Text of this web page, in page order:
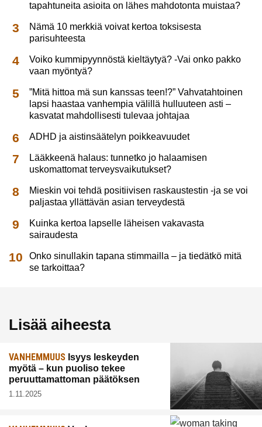
tapahtuneita asioita on lähes mahdotonta muistaa?
Nämä 10 merkkiä voivat kertoa toksisesta
parisuhteesta
Voiko kummipyynnöstä kieltäytyä? -Vai onko pakko
vaan myöntyä?
”Mitä hittoa mä sun kanssas teen!?” Vahvatahtoinen
lapsi haastaa vanhempia välillä hulluuteen asti –
kasvatat mahdollisesti tulevaa johtajaa
ADHD ja aistinsäätelyn poikkeavuudet
Lääkkeenä halaus: tunnetko jo halaamisen
uskomattomat terveysvaikutukset?
Mieskin voi tehdä positiivisen raskaustestin -ja se voi
paljastaa yllättävän asian terveydestä
Kuinka kertoa lapselle läheisen vakavasta
sairaudesta
Onko sinullakin tapana stimmailla – ja tiedätkö mitä
se tarkoittaa?
Lisää aiheesta
VANHEMMUUS Isyys leskeyden
myötä – kun puoliso tekee
peruuttamattoman päätöksen
1.11.2025